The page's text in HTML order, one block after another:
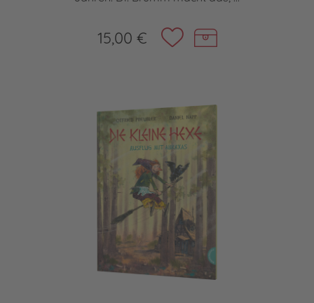
15,00 €